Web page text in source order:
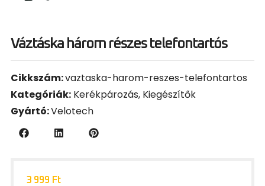
Váztáska három részes telefontartós
Cikkszám:vaztaska-harom-reszes-telefontartos
Kategóriák: Kerékpározás, Kiegészítők
Gyártó:Velotech
3 999 Ft